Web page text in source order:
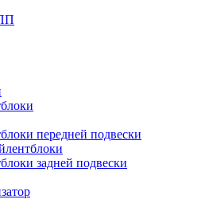
передней подвески
задней подвески